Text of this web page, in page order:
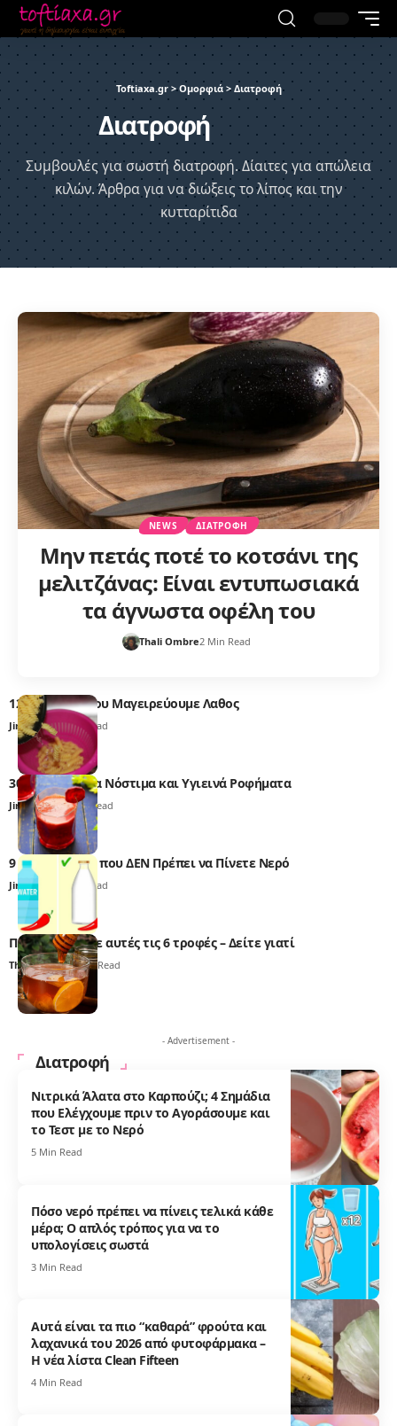
Toftiaxa.gr>Ομορφιά> Διατροφή
Διατροφή
Συμβουλές για σωστή διατροφή. Δίαιτες για απώλεια
κιλών. Άρθρα για να διώξεις το λίπος και την
κυτταρίτιδα
NEWS ΔΙΑΤΡΟΦΉ
Μην πετάς ποτέ το κοτσάνι της
μελιτζάνας: Είναι εντυπωσιακά
τα άγνωστα οφέλη του
Thali Ombre2 Min Read
12 Προϊόντα που Μαγειρεύουμε Λαθος
Jim Taylor6 Min Read
30 Συνταγές για Νόστιμα και Υγιεινά Ροφήματα
Jim Taylor 12 Min Read
9 Περιπτώσεις που ΔΕΝ Πρέπει να Πίνετε Νερό
Jim Taylor 6 Min Read
Ποτέ το μέλι με αυτές τις 6 τροφές – Δείτε γιατί
Thali Ombre4 Min Read
- Advertisement -
Διατροφή
Νιτρικά Άλατα στο Καρπούζι; 4 Σημάδια
που Ελέγχουμε πριν το Αγοράσουμε και
το Τεστ με το Νερό
5 Min Read
Πόσο νερό πρέπει να πίνεις τελικά κάθε
μέρα; Ο απλός τρόπος για να το
υπολογίσεις σωστά
3 Min Read
Αυτά είναι τα πιο “καθαρά” φρούτα και
λαχανικά του 2026 από φυτοφάρμακα –
Η νέα λίστα Clean Fifteen
4 Min Read